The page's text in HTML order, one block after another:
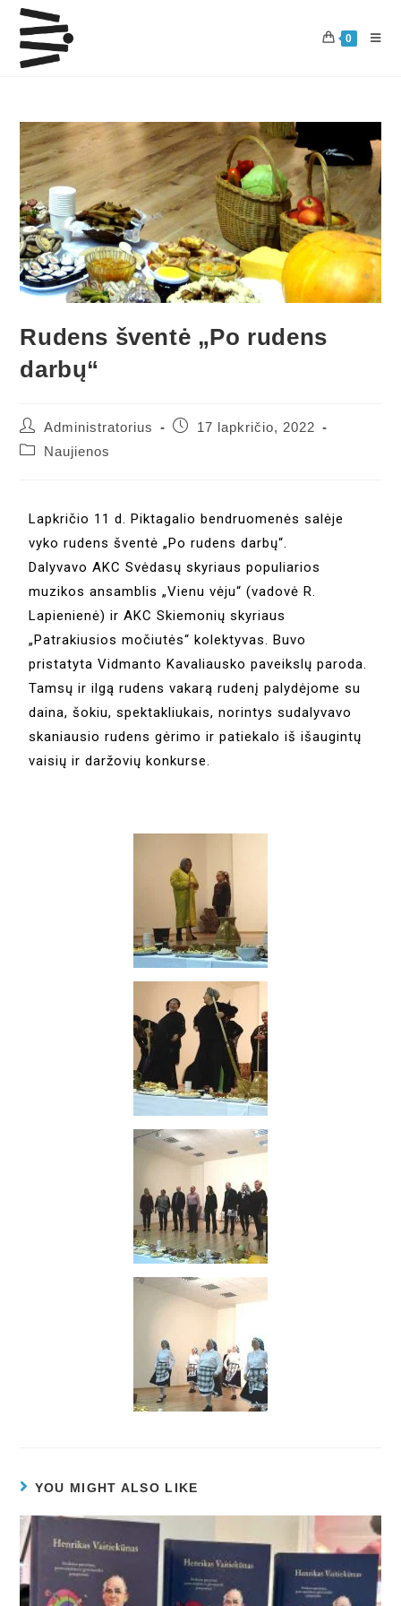
0
Rudens šventė „Po rudens
darbų“
Administratorius
17 lapkričio, 2022
Naujienos
Lapkričio 11 d. Piktagalio bendruomenės salėje
vyko rudens šventė „Po rudens darbų“.
Dalyvavo AKC Svėdasų skyriaus populiarios
muzikos ansamblis „Vienu vėju“ (vadovė R.
Lapienienė) ir AKC Skiemonių skyriaus
„Patrakiusios močiutės“ kolektyvas. Buvo
pristatyta Vidmanto Kavaliausko paveikslų paroda.
Tamsų ir ilgą rudens vakarą rudenį palydėjome su
daina, šokiu, spektakliukais, norintys sudalyvavo
skaniausio rudens gėrimo ir patiekalo iš išaugintų
vaisių ir daržovių konkurse.
YOU MIGHT ALSO LIKE